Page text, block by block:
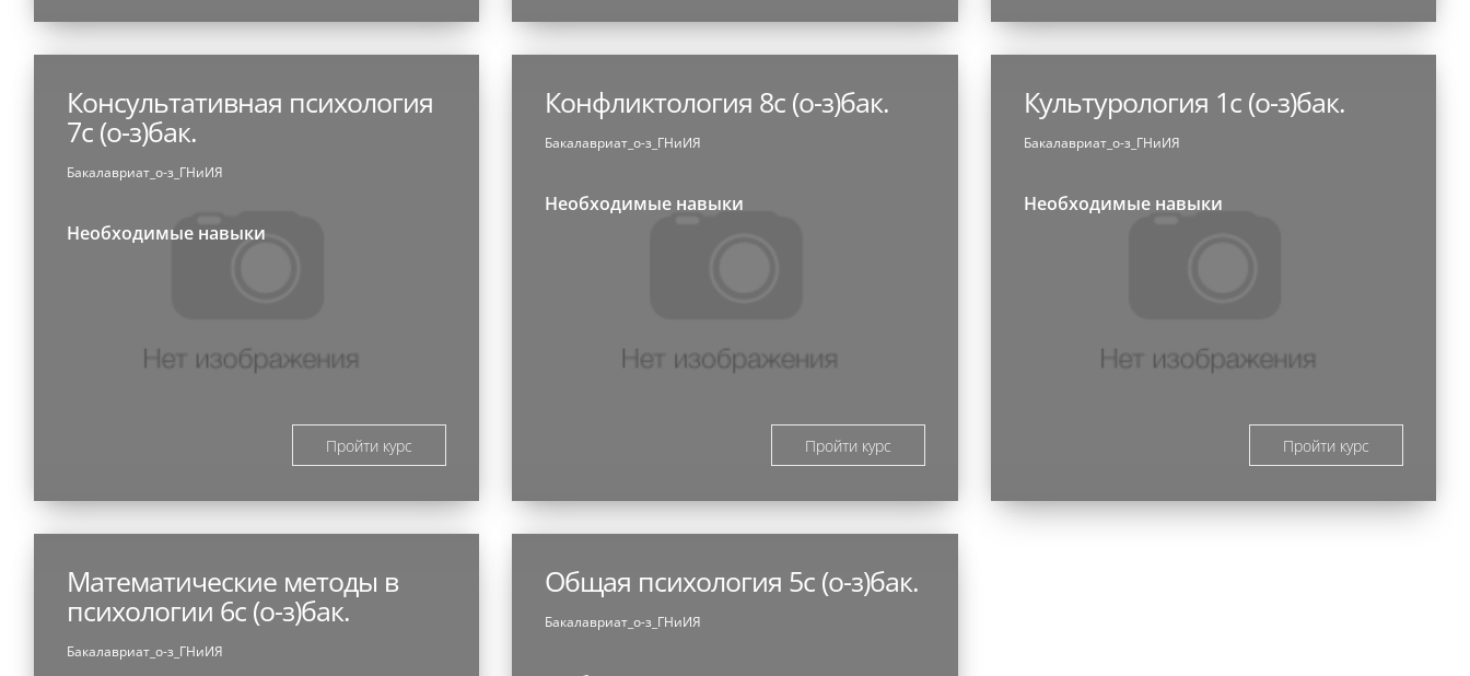
Консультативная психология
7с (о-з)бак.
Бакалавриат_о-з_ГНиИЯ
Необходимые навыки
Пройти курс
Конфликтология 8с (о-з)бак.
Бакалавриат_о-з_ГНиИЯ
Необходимые навыки
Пройти курс
Культурология 1с (о-з)бак.
Бакалавриат_о-з_ГНиИЯ
Необходимые навыки
Пройти курс
Математические методы в
психологии 6с (о-з)бак.
Бакалавриат_о-з_ГНиИЯ
Общая психология 5с (о-з)бак.
Бакалавриат_о-з_ГНиИЯ